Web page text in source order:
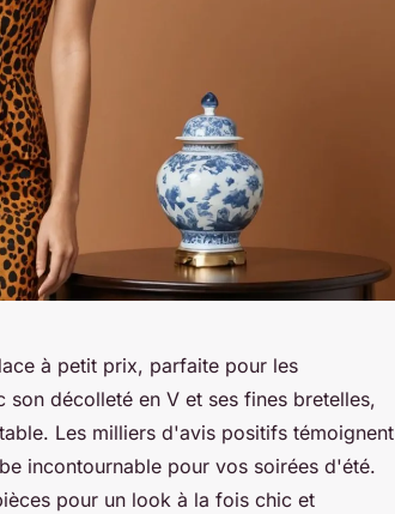
à petit prix, parfaite pour les
décolleté en V et ses fines bretelles,
Les milliers d'avis positifs témoignent
incontournable pour vos soirées d'été.
pour un look à la fois chic et